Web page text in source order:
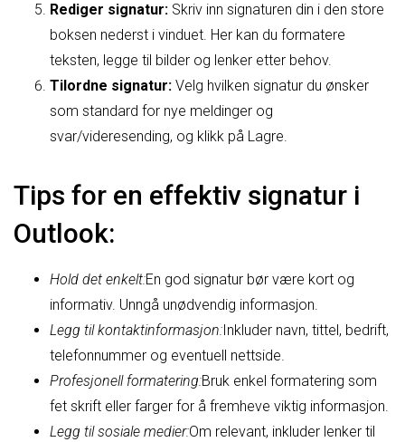
Rediger signatur: Skriv inn signaturen din i den store
boksen nederst i vinduet. Her kan du formatere
teksten, legge til bilder og lenker etter behov.
Tilordne signatur: Velg hvilken signatur du ønsker
som standard for nye meldinger og
svar/videresending, og klikk på Lagre.
Tips for en effektiv signatur i
Outlook:
Hold det enkelt:En god signatur bør være kort og
informativ. Unngå unødvendig informasjon.
Legg til kontaktinformasjon:Inkluder navn, tittel, bedrift,
telefonnummer og eventuell nettside.
Profesjonell formatering:Bruk enkel formatering som
fet skrift eller farger for å fremheve viktig informasjon.
Legg til sosiale medier:Om relevant, inkluder lenker til